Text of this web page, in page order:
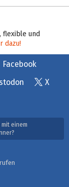
flexible und
dazu!
Facebook
X
einem